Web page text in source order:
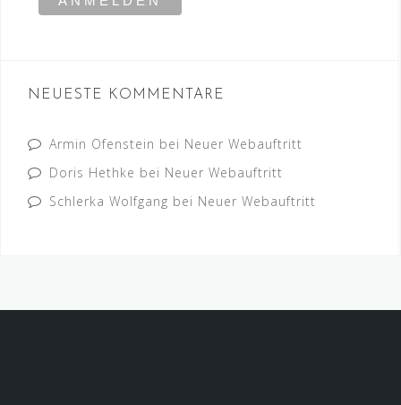
NEUESTE KOMMENTARE
Armin Ofenstein bei Neuer Webauftritt
Doris Hethke bei Neuer Webauftritt
Schlerka Wolfgang bei Neuer Webauftritt